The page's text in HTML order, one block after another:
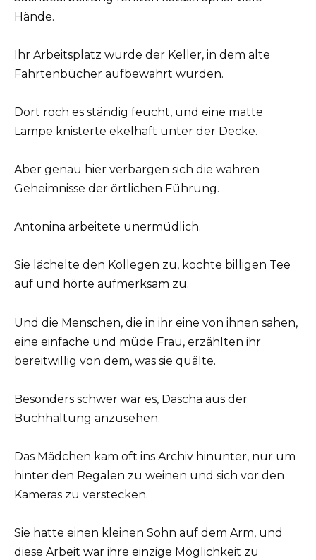
Hände.
Ihr Arbeitsplatz wurde der Keller, in dem alte
Fahrtenbücher aufbewahrt wurden.
Dort roch es ständig feucht, und eine matte
Lampe knisterte ekelhaft unter der Decke.
Aber genau hier verbargen sich die wahren
Geheimnisse der örtlichen Führung.
Antonina arbeitete unermüdlich.
Sie lächelte den Kollegen zu, kochte billigen Tee
auf und hörte aufmerksam zu.
Und die Menschen, die in ihr eine von ihnen sahen,
eine einfache und müde Frau, erzählten ihr
bereitwillig von dem, was sie quälte.
Besonders schwer war es, Dascha aus der
Buchhaltung anzusehen.
Das Mädchen kam oft ins Archiv hinunter, nur um
hinter den Regalen zu weinen und sich vor den
Kameras zu verstecken.
Sie hatte einen kleinen Sohn auf dem Arm, und
diese Arbeit war ihre einzige Möglichkeit zu